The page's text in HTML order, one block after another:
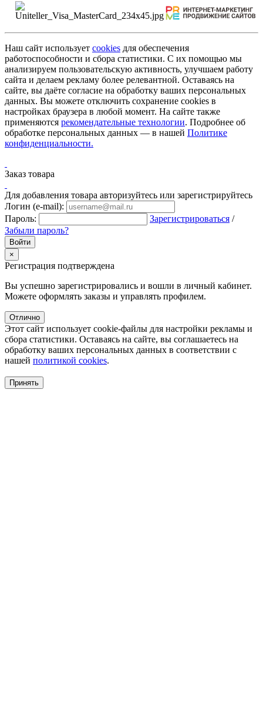
Наш сайт использует cookies для обеспечения
работоспособности и сбора статистики. С их помощью мы
анализируем пользовательскую активность, улучшаем работу
сайта и делаем рекламу более релевантной. Оставаясь на
сайте, вы даёте согласие на обработку ваших персональных
данных. Вы можете отключить сохранение cookies в
настройках браузера в любой момент. На сайте также
применяются рекомендательные технологии. Подробнее об
обработке персональных данных — в нашей Политике
конфиденциальности.
Заказ товара
Для добавления товара авторизуйтесь или зарегистрируйтесь
Логин (e-mail):
Пароль:
Зарегистрироваться /
Забыли пароль?
×
Регистрация подтверждена
Вы успешно зарегистрировались и вошли в личный кабинет.
Можете оформлять заказы и управлять профилем.
Отлично
Этот сайт использует cookie-файлы для настройки рекламы и
сбора статистики. Оставаясь на сайте, вы соглашаетесь на
обработку ваших персональных данных в соответствии с
нашей политикой cookies.
Принять